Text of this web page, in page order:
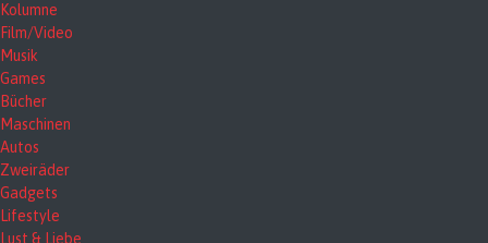
Kolumne
Film/Video
Musik
Games
Bücher
Maschinen
Autos
Zweiräder
Gadgets
Lifestyle
Lust & Liebe